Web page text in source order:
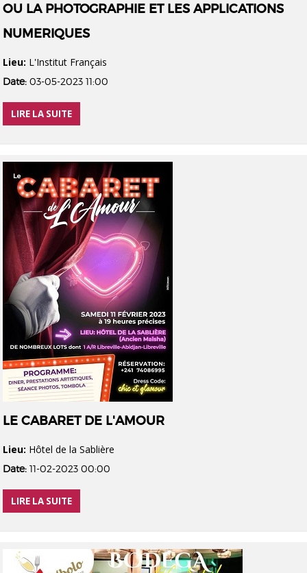
OU LA PHOTOGRAPHIE ET LES APPLICATIONS
NUMERIQUES
Lieu: L'Institut Français
Date: 03-05-2023 11:00
LIRE LA SUITE
LE CABARET DE L'AMOUR
Lieu: Hôtel de la Sablière
Date: 11-02-2023 00:00
LIRE LA SUITE